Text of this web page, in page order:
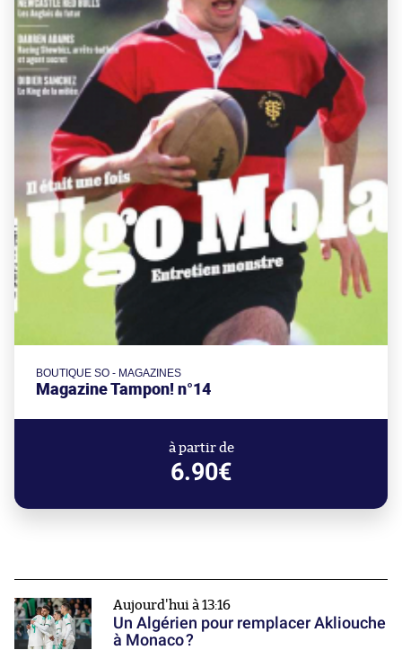
BOUTIQUE SO - MAGAZINES
Magazine Tampon! n°14
à partir de
6.90€
Aujourd'hui à 13:16
Un Algérien pour remplacer Akliouche
à Monaco ?